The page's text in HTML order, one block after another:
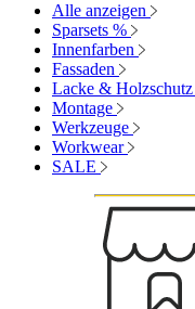
Alle anzeigen
Sparsets %
Innenfarben
Fassaden
Lacke & Holzschutz
Montage
Werkzeuge
Workwear
SALE